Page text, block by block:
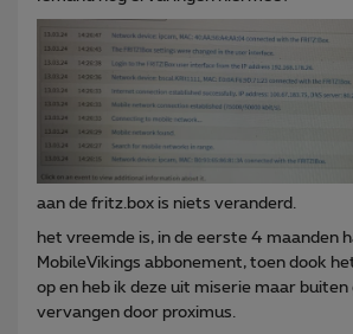
aan de fritz.box is niets veranderd.
het vreemde is, in de eerste 4 maanden
MobileVikings abbonement, toen dook
op en heb ik deze uit miserie maar buiten
vervangen door proximus.